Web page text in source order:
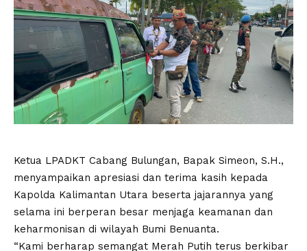
Ketua LPADKT Cabang Bulungan, Bapak Simeon, S.H.,
menyampaikan apresiasi dan terima kasih kepada
Kapolda Kalimantan Utara beserta jajarannya yang
selama ini berperan besar menjaga keamanan dan
keharmonisan di wilayah Bumi Benuanta.
“Kami berharap semangat Merah Putih terus berkibar